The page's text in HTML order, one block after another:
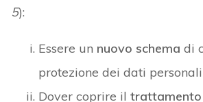
5):
Essere un nuovo schema di
protezione dei dati personali
Dover coprire il